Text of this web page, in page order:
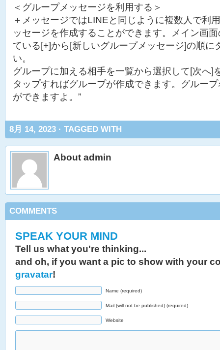
＜グループメッセージを利用する＞
＋メッセージではLINEと同じように複数人で利
ッセージを作成することができます。メイン画
ている[+]から[新しいグループメッセージ]の順に
い。
グループに加える相手を一覧から選択して[次へ]
タップすればグループが作成できます。グルー
ができますよ。”
8月 14, 2023 · TAGGED WITH
About admin
COMMENTS
SPEAK YOUR MIND
Tell us what you're thinking...
and oh, if you want a pic to show with your
gravatar!
Name (required)
Mail (will not be published) (required)
Website